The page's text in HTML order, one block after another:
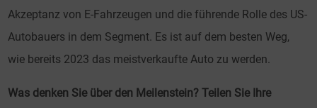
Akzeptanz von E-Fahrzeugen und die führende Rolle des US-
Autobauers in dem Segment. Es ist auf dem besten Weg,
wie bereits 2023 das meistverkaufte Auto zu werden.
Was denken Sie über den Meilenstein? Teilen Sie Ihre